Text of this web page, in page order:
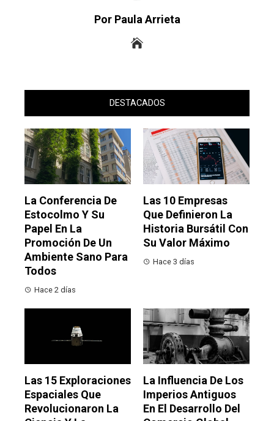
Por Paula Arrieta
DESTACADOS
La Conferencia De
Estocolmo Y Su
Papel En La
Promoción De Un
Ambiente Sano Para
Todos
Hace 2 días
Las 10 Empresas
Que Definieron La
Historia Bursátil Con
Su Valor Máximo
Hace 3 días
Las 15 Exploraciones
Espaciales Que
Revolucionaron La
La Influencia De Los
Imperios Antiguos
En El Desarrollo Del